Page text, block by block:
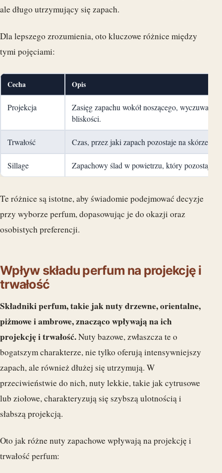
ale długo utrzymujący się zapach.
Dla lepszego zrozumienia, oto kluczowe różnice między
tymi pojęciami:
Cecha Opis
Projekcja
Zasięg zapachu wokół noszącego, wyczuwalny
bliskości.
Trwałość Czas, przez jaki zapach pozostaje na skórze i
Sillage Zapachowy ślad w powietrzu, który pozostaje
Te różnice są istotne, aby świadomie podejmować decyzje
przy wyborze perfum, dopasowując je do okazji oraz
osobistych preferencji.
Wpływ składu perfum na projekcję i
trwałość
Składniki perfum, takie jak nuty drzewne, orientalne,
piżmowe i ambrowe, znacząco wpływają na ich
projekcję i trwałość.Nuty bazowe, zwłaszcza te o
bogatszym charakterze, nie tylko oferują intensywniejszy
zapach, ale również dłużej się utrzymują. W
przeciwieństwie do nich, nuty lekkie, takie jak cytrusowe
lub ziołowe, charakteryzują się szybszą ulotnością i
słabszą projekcją.
Oto jak różne nuty zapachowe wpływają na projekcję i
trwałość perfum: